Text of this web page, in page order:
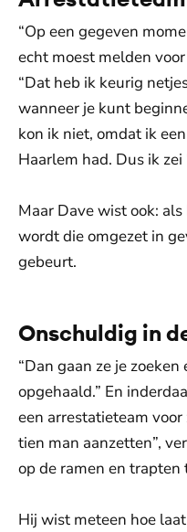
“Op een gegeven
echt moest melden
“Dat heb ik keurig
wanneer je kunt
kon ik niet, omdat ik
Haarlem had. Dus ik zei
Maar Dave wist ook:
wordt die omgezet in
gebeurt.
Onschuldig in
“Dan gaan ze je
opgehaald.” En
een arrestatieteam
tien man aanzetten”,
op de ramen en trapten
Hij wist meteen hoe